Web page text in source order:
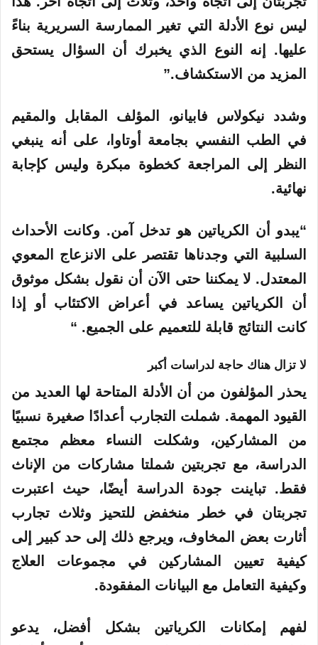
ليس نوع الأدلة التي تغير الممارسة السريرية بناءً
عليها. إنه النوع الذي يخبرك أن السؤال يستحق
المزيد من الاستكشاف.”
وشدد نيكولاس فابيانو، المؤلف المقابل والمقيم
في الطب النفسي بجامعة أوتاوا، على أنه ينبغي
النظر إلى المراجعة كخطوة مبكرة وليس كإجابة
نهائية.
“يبدو أن الكرياتين هو تدخل آمن. وكانت الأحداث
السلبية التي وجدناها تقتصر على الانزعاج المعوي
المعتدل. لا يمكننا حتى الآن أن نقول بشكل موثوق
أن الكرياتين يساعد في أعراض الاكتئاب أو إذا
كانت النتائج قابلة للتعميم على الجميع. “
لا تزال هناك حاجة لدراسات أكبر
يحذر المؤلفون من أن الأدلة المتاحة لها العديد من
القيود المهمة. شملت التجارب أعدادًا صغيرة نسبيًا
من المشاركين، وشكلت النساء معظم مجتمع
الدراسة، مع تجربتين شملتا مشاركات من الإناث
فقط. تباينت جودة الدراسة أيضًا، حيث اعتبرت
تجربتان في خطر منخفض للتحيز وثلاث تجارب
أثارت بعض المخاوف، ويرجع ذلك إلى حد كبير إلى
كيفية تعيين المشاركين في مجموعات العلاج
وكيفية التعامل مع البيانات المفقودة.
لفهم إمكانات الكرياتين بشكل أفضل، يدعو